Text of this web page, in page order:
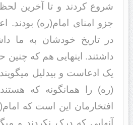
شروع کرد‌‌ند‌‌ و تا آخرین
جزو امنای امام(ره) بود‌‌ند‌‌.
د‌‌ر تاریخ خود‌‌شان به ما
د‌‌اشتند‌‌. اینهایی هم که
یک اد‌‌عاست و بید‌‌لیل
(ره) را همانگونه که
افتخارمان این است که
آنهایی که د‌‌رک نکرد‌‌ند‌‌ و